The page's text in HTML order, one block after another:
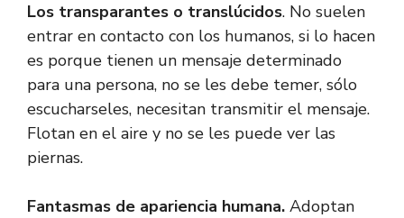
Los transparantes o translúcidos. No suelen
entrar en contacto con los humanos, si lo hacen
es porque tienen un mensaje determinado
para una persona, no se les debe temer, sólo
escucharseles, necesitan transmitir el mensaje.
Flotan en el aire y no se les puede ver las
piernas.
Fantasmas de apariencia humana. Adoptan